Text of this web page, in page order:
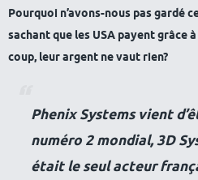
Pourquoi n’avons-nous pas gardé
sachant que les USA payent grâce
coup, leur argent ne vaut rien?
Phenix Systems vient
numéro 2 mondial, 3D
était le seul acteur